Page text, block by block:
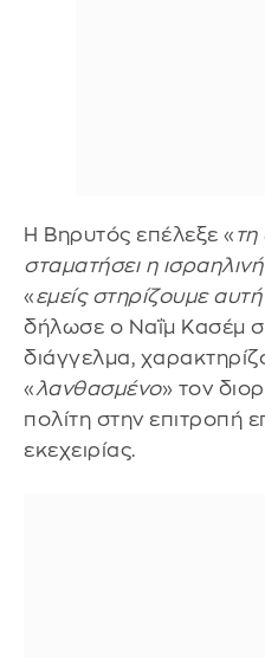
Η Βηρυτός επέλεξε « τη
σταματήσει η
«εμείς στηρίζουμε
δήλωσε ο Ναΐμ Κασέμ
διάγγελμα,
«λανθασμένο» τον
πολίτη στην επιτροπή
εκεχειρίας.